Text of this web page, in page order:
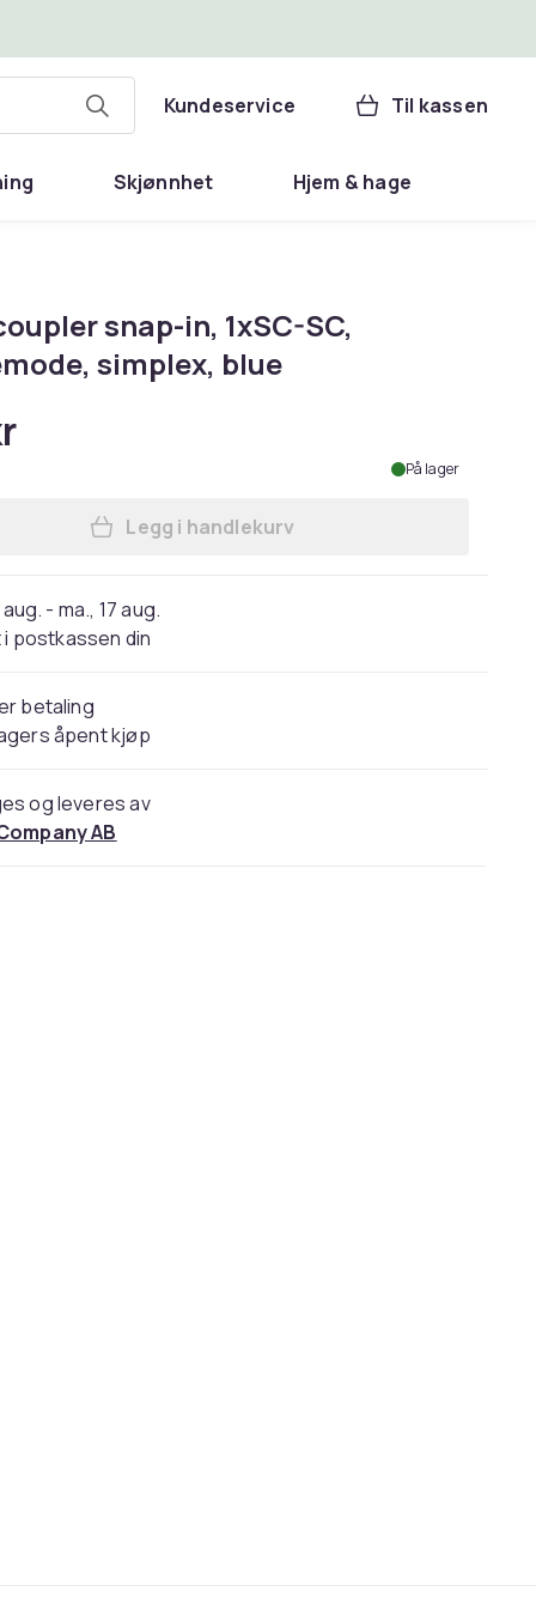
Kundeservice Til kassen
Skjønnhet Hjem & hage
snap-in, 1xSC-SC,
simplex, blue
På lager
Legg Fiber coupler snap-in, 1xSC-
Legg i handlekurv
aug. - ma., 17 aug.
postkassen din
betaling
åpent kjøp
og leveres av
AB